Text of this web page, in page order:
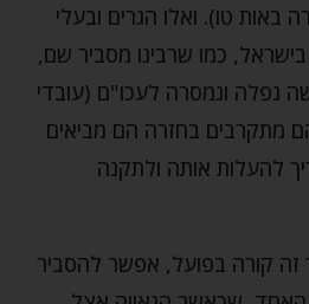
באות טו). ואלו הגרים ובעלי
כמו שרבינו מסביר שם,
נפלה ונמסרה לעכו"ם (עובדי
מתקרבים בחזרה הם מביאים
להעלות אותה ולתקנה
זה קורה בפועל, אפשר להסביר